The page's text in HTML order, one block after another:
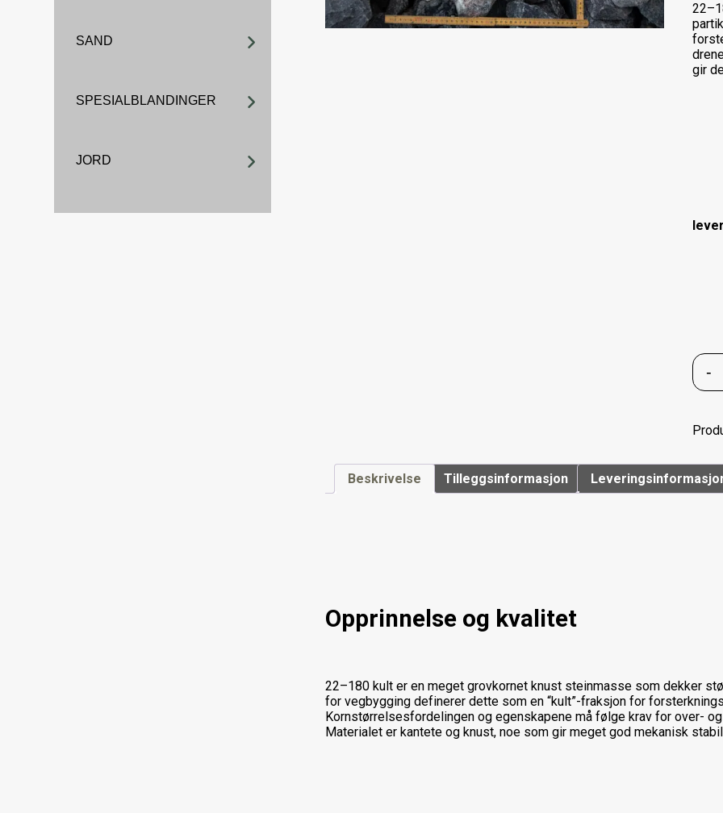
gir
-
Beskrivelse Tilleggsinformasjon
Opprinnelse og kvalitet
22–180 kult er en meget grovkornet knust steinmasse som dekker
for vegbygging definerer dette som en “kult”-fraksjon for
Kornstørrelsesfordelingen og egenskapene må følge krav for over-
Materialet er kantete og knust, noe som gir meget god mekanisk
SAND
SPESIALBLANDINGER
JORD